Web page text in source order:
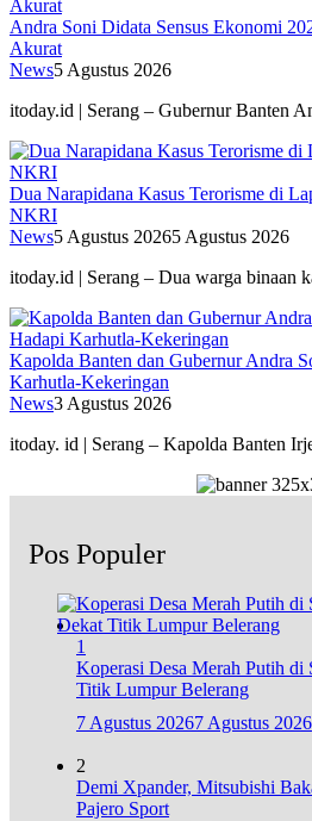
Andra Soni Didata Sensus Ekonomi
Akurat
News5 Agustus 2026
itoday.id | Serang – Gubernur Banten
Dua Narapidana Kasus Terorisme di
NKRI
News5 Agustus 20265 Agustus 2026
itoday.id | Serang – Dua warga binaan
Kapolda Banten dan Gubernur Andra
Karhutla-Kekeringan
News3 Agustus 2026
itoday. id | Serang – Kapolda Banten
Pos Populer
1
Koperasi Desa Merah Putih di
Titik Lumpur Belerang
7 Agustus 20267 Agustus 2026
2
Demi Xpander, Mitsubishi
Pajero Sport